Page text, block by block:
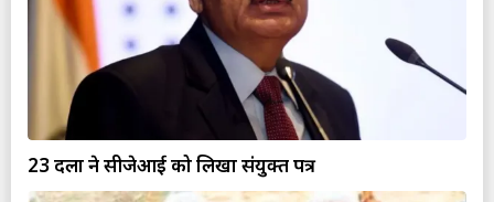
23 दलों ने सीजेआई को लिखा संयुक्त पत्र